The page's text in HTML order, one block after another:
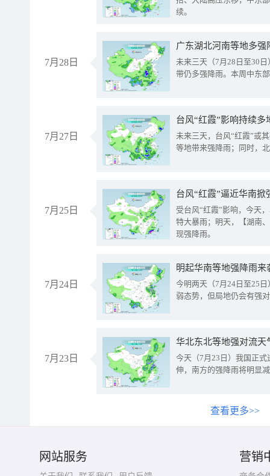
续。
7月28日
广东湖北河南等地多
未来三天（7月28日至30
带仍多强降雨。本周中东
7月27日
台风“红霞”影响持续
未来三天，台风“红霞”或
等地带来强降雨；同时，
7月25日
台风“红霞”逼近华南
受台风“红霞”影响，今天
特大暴雨；明天，【湖南
现强降雨。
7月24日
明起华南等地强降雨
今明两天（7月24日至25
弱态势，但局地仍会有强
7月23日
华北东北等地强对流天
今天（7月23日）我国正
伸，南方的强降雨将明显
查看更多>>
网站服务 营销